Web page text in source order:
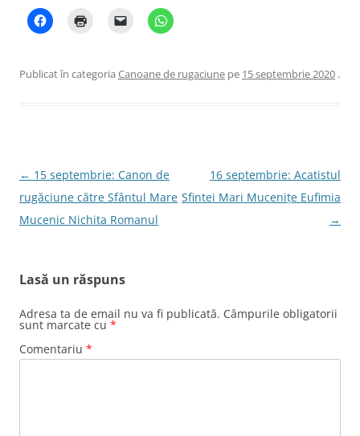
Publicat în categoria Canoane de rugaciune pe 15 septembrie 2020 .
Navigare
în
articole
← 15 septembrie: Canon de
rugăciune către Sfântul Mare
Mucenic Nichita Romanul
16 septembrie: Acatistul
Sfintei Mari Mucenițe Eufimia
→
Lasă un răspuns
Adresa ta de email nu va fi publicată. Câmpurile obligatorii
sunt marcate cu *
Comentariu *